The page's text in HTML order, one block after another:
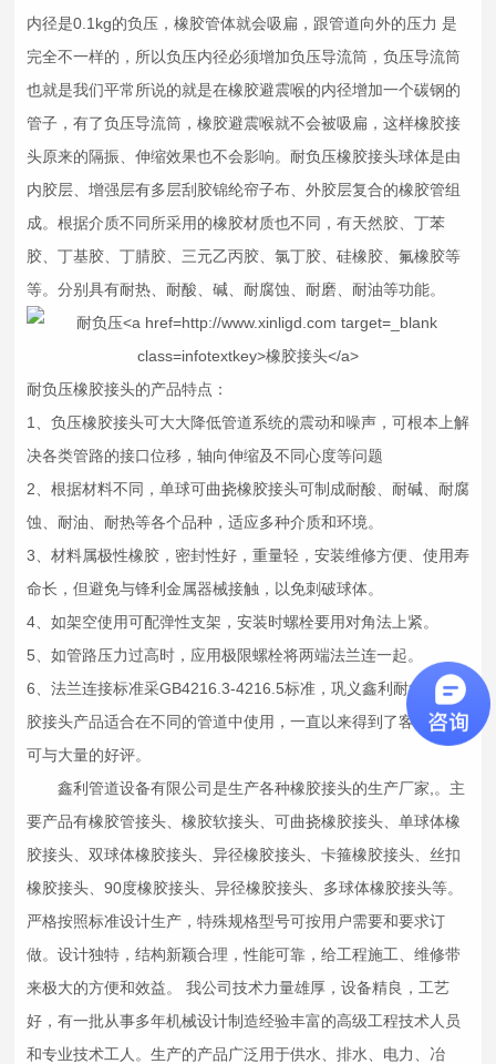
内径是0.1kg的负压，橡胶管体就会吸扁，跟管道向外的压力 是
完全不一样的，所以负压内径必须增加负压导流筒，负压导流筒
也就是我们平常所说的就是在橡胶避震喉的内径增加一个碳钢的
管子，有了负压导流筒，橡胶避震喉就不会被吸扁，这样橡胶接
头原来的隔振、伸缩效果也不会影响。耐负压橡胶接头球体是由
内胶层、增强层有多层刮胶锦纶帘子布、外胶层复合的橡胶管组
成。根据介质不同所采用的橡胶材质也不同，有天然胶、丁苯
胶、丁基胶、丁腈胶、三元乙丙胶、氯丁胶、硅橡胶、氟橡胶等
等。分别具有耐热、耐酸、碱、耐腐蚀、耐磨、耐油等功能。
耐负压橡胶接头的产品特点：
1、负压橡胶接头可大大降低管道系统的震动和噪声，可根本上解
决各类管路的接口位移，轴向伸缩及不同心度等问题
2、根据材料不同，单球可曲挠橡胶接头可制成耐酸、耐碱、耐腐
蚀、耐油、耐热等各个品种，适应多种介质和环境。
3、材料属极性橡胶，密封性好，重量轻，安装维修方便、使用寿
命长，但避免与锋利金属器械接触，以免刺破球体。
4、如架空使用可配弹性支架，安装时螺栓要用对角法上紧。
5、如管路压力过高时，应用极限螺栓将两端法兰连一起。
6、法兰连接标准采GB4216.3-4216.5标准，巩义鑫利耐负压 橡
胶接头产品适合在不同的管道中使用，一直以来得到了客户的认
可与大量的好评。
鑫利管道设备有限公司是生产各种橡胶接头的生产厂家,。主
要产品有橡胶管接头、 橡胶软接头、 可曲挠橡胶接头、 单球体橡
胶接头、 双球体橡胶接头、 异径橡胶接头、 卡箍橡胶接头、 丝扣
橡胶接头、 90度橡胶接头、 异径橡胶接头、 多球体橡胶接头等。
严格按照标准设计生产，特殊规格型号可按用户需要和要求订
做。设计独特，结构新颖合理，性能可靠，给工程施工、维修带
来极大的方便和效益。 我公司技术力量雄厚，设备精良，工艺
好，有一批从事多年机械设计制造经验丰富的高级工程技术人员
和专业技术工人。生产的产品广泛用于供水、排水、电力、冶